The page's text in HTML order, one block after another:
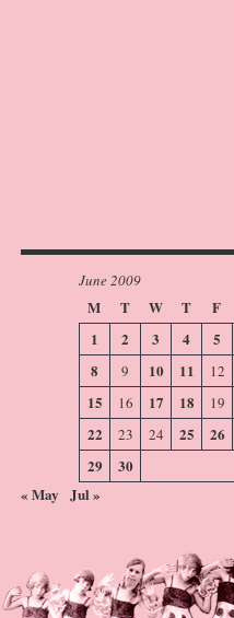
June 2009
M T W T F
1
2 3 4 5
8
9 10 11 12
15 16 17 18 19
22
23 24 25 26
29
30
« May Jul »